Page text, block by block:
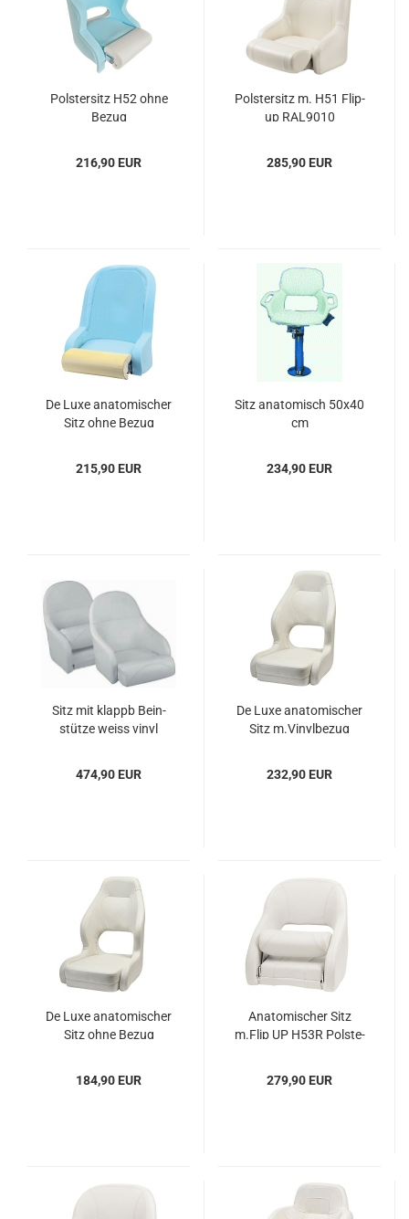
Pols­ter­sitz H52 ohne
Bezug
216,90 EUR
Pols­ter­sitz m. H51 Flip-​
up RAL9010
285,90 EUR
De Luxe ana­to­mi­scher
Sitz ohne Bezug
215,90 EUR
Sitz ana­to­misch 50x40
cm
234,90 EUR
Sitz mit klappb Bein­
stüt­ze weiss vinyl
474,90 EUR
De Luxe ana­to­mi­scher
Sitz m.Vi­nyl­be­zug
232,90 EUR
De Luxe ana­to­mi­scher
Sitz ohne Bezug
184,90 EUR
Ana­to­mi­scher Sitz
m.Flip UP H53R Pols­te­
279,90 EUR